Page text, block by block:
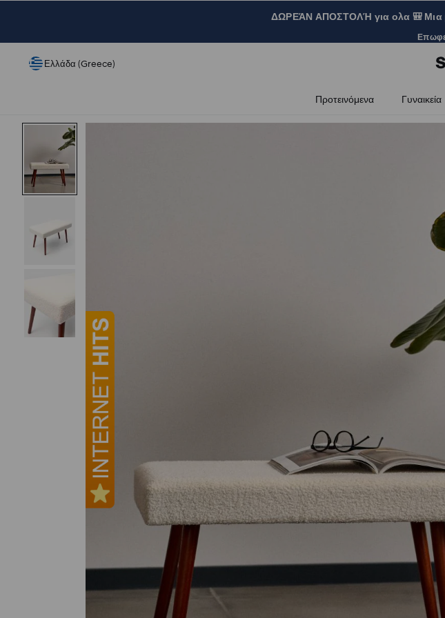
ΔΩΡΕΆΝ ΑΠΟΣΤΟΛΉ για ολα 🎒 Μια
Ελλάδα (Greece)
Προτεινόμενα Γυναικεία